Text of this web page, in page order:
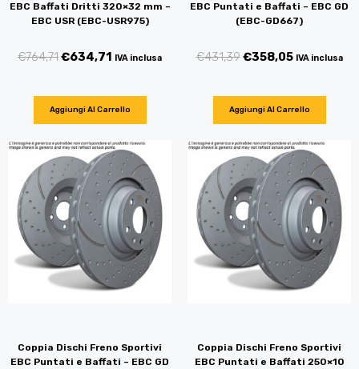
EBC Baffati Dritti 320×32 mm –
EBC USR (EBC-USR975)
€764,71€634,71 IVA inclusa
Aggiungi Al Carrello
EBC Puntati e Baffati – EBC GD
(EBC-GD667)
€431,39€358,05 IVA inclusa
Aggiungi Al Carrello
Coppia Dischi Freno Sportivi
EBC Puntati e Baffati – EBC GD
Coppia Dischi Freno Sportivi
EBC Puntati e Baffati 250×10